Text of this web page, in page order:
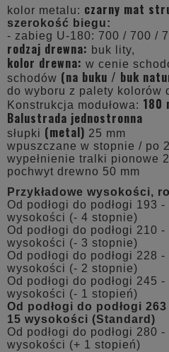
kolor metalu: czarny mat
szerokość biegu:
- zabieg U-180: 700 / 700 /
rodzaj drewna: buk lity,
kolor drewna: w cenie
schodów (na buku / buk
do wyboru z palety kolorów
Konstrukcja modułowa: 180
Balustrada jednostronna
słupki (metal) 25 mm
wpuszczane w stopnie / po
wypełnienie tralki pionowe
pochwyt drewno 50 mm
Przykładowe wysokości,
Od podłogi do podłogi 193
wysokości (- 4 stopnie)
Od podłogi do podłogi 210
wysokości (- 3 stopnie)
Od podłogi do podłogi 228
wysokości (- 2 stopnie)
Od podłogi do podłogi 245
wysokości (- 1 stopień)
Od podłogi do podłogi
15 wysokości (Standard)
Od podłogi do podłogi 280
wysokości (+ 1 stopień)